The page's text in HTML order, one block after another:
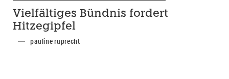
Vielfältiges Bündnis fordert
Hitzegipfel
pauline ruprecht